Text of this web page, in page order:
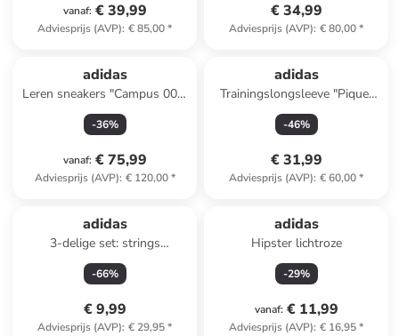
vanaf: € 39,99
Adviesprijs (AVP): € 85,00*
€ 34,99
Adviesprijs (AVP): € 80,00*
adidas
Leren sneakers "Campus 00s"
paars
-36%
vanaf: € 75,99
Adviesprijs (AVP): € 120,00*
adidas
Trainingslongsleeve "Pique"
donkerblauw
-46%
€ 31,99
Adviesprijs (AVP): € 60,00*
adidas
3-delige set: strings
lichtblauw/lichtbruin/zwart
-66%
€ 9,99
Adviesprijs (AVP): € 29,95*
adidas
Hipster lichtroze
-29%
vanaf: € 11,99
Adviesprijs (AVP): € 16,95*